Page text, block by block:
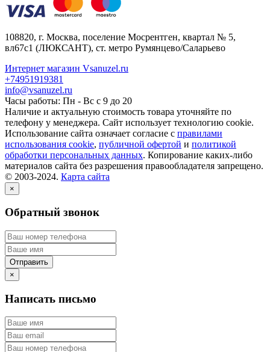
108820, г. Москва, поселение Мосрентген, квартал № 5,
вл67с1 (ЛЮКСАНТ), ст. метро Румянцево/Саларьево
Интернет магазин Vsanuzel.ru
+74951919381
info@vsanuzel.ru
Часы работы: Пн - Вс с 9 до 20
Наличие и актуальную стоимость товара уточняйте по
телефону у менеджера. Сайт использует технологию cookie.
Использование сайта означает согласие с правилами
использования cookie, публичной офертой и политикой
обработки персональных данных. Копирование каких-либо
материалов сайта без разрешения правообладателя запрещено.
© 2003-2024. Карта сайта
×
Обратный звонок
×
Написать письмо